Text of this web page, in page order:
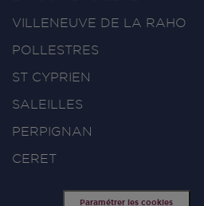
VILLENEUVE DE LA RAHO
POLLESTRES
ST CYPRIEN
SALEILLES
PERPIGNAN
CERET
Paramétrer les cookies